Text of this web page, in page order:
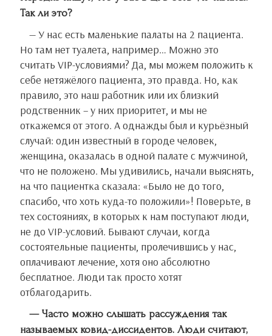
Так ли это?
— У нас есть маленькие палаты на 2 пациента.
Но там нет туалета, например… Можно это
считать VIP-условиями? Да, мы можем положить к
себе нетяжёлого пациента, это правда. Но, как
правило, это наш работник или их близкий
родственник – у них приоритет, и мы не
откажемся от этого. А однажды был и курьёзный
случай: один известный в городе человек,
женщина, оказалась в одной палате с мужчиной,
что не положено. Мы удивились, начали выяснять,
на что пациентка сказала: «Было не до того,
спасибо, что хоть куда-то положили»! Поверьте, в
тех состояниях, в которых к нам поступают люди,
не до VIP-условий. Бывают случаи, когда
состоятельные пациенты, пролечившись у нас,
оплачивают лечение, хотя оно абсолютно
бесплатное. Люди так просто хотят
отблагодарить.
— Часто можно слышать рассуждения так
называемых ковид-диссидентов. Люди считают,